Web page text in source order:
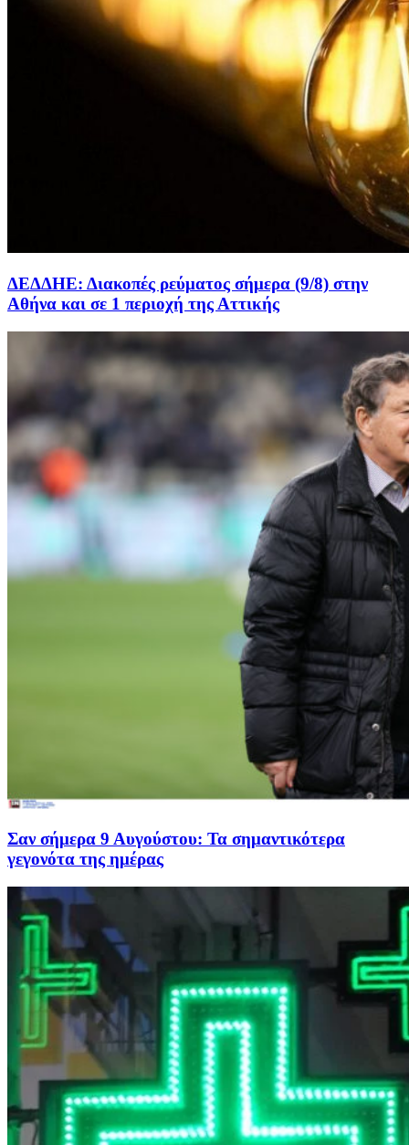
ΔΕΔΔΗΕ: Διακοπές ρεύματος σήμερα (9/8) στην
Αθήνα και σε 1 περιοχή της Αττικής
Σαν σήμερα 9 Αυγούστου: Τα σημαντικότερα
γεγονότα της ημέρας